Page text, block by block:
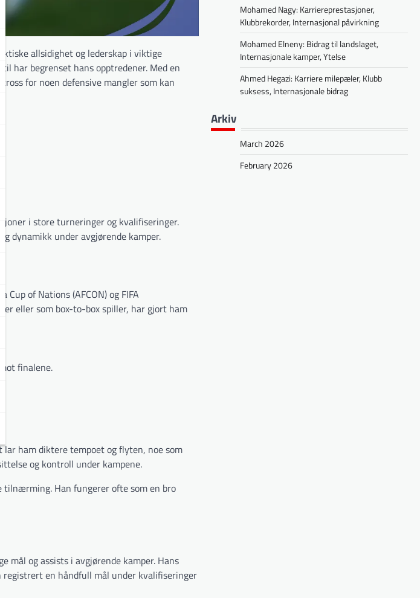
allsidighet og lederskap i viktige
har begrenset hans opptredener. Med en
for noen defensive mangler som kan
i store turneringer og kvalifiseringer.
dynamikk under avgjørende kamper.
of Nations (AFCON) og FIFA
eller som box-to-box spiller, har gjort ham
finalene.
ham diktere tempoet og flyten, noe som
og kontroll under kampene.
Han fungerer ofte som en bro
og assists i avgjørende kamper. Hans
registrert en håndfull mål under kvalifiseringer
Mohamed Nagy: Karriereprestasjoner,
Klubbrekorder, Internasjonal påvirkning
Mohamed Elneny: Bidrag til landslaget,
Internasjonale kamper, Ytelse
Ahmed Hegazi: Karriere milepæler, Klubb
suksess, Internasjonale bidrag
Arkiv
March 2026
February 2026